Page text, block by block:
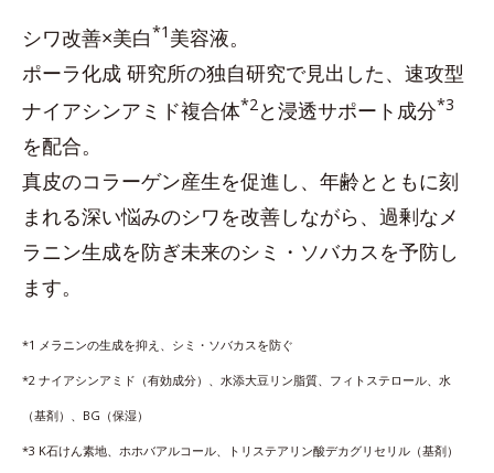
シワ改善×美白*1 美容液。
ポーラ化成 研究所の独自研究で見出した、速攻型
ナイアシンアミド複合体*2 と浸透サポート成分*3
を配合。
真皮のコラーゲン産生を促進し、年齢とともに刻
まれる深い悩みのシワを改善しながら、過剰なメ
ラニン生成を防ぎ未来のシミ・ソバカスを予防し
ます。
*1 メラニンの生成を抑え、シミ・ソバカスを防ぐ
*2 ナイアシンアミド（有効成分）、水添大豆リン脂質、フィトステロール、水
（基剤）、BG（保湿）
*3 K石けん素地、ホホバアルコール、トリステアリン酸デカグリセリル（基剤）